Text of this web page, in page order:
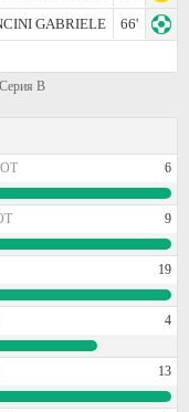
GABRIELE
66'
В
6
9
19
4
13